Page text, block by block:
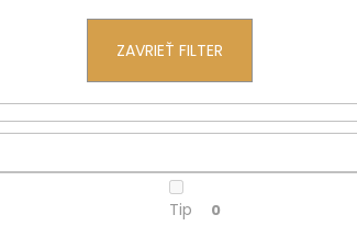
ZAVRIEŤ FILTER
Tip 0
Odporúčame